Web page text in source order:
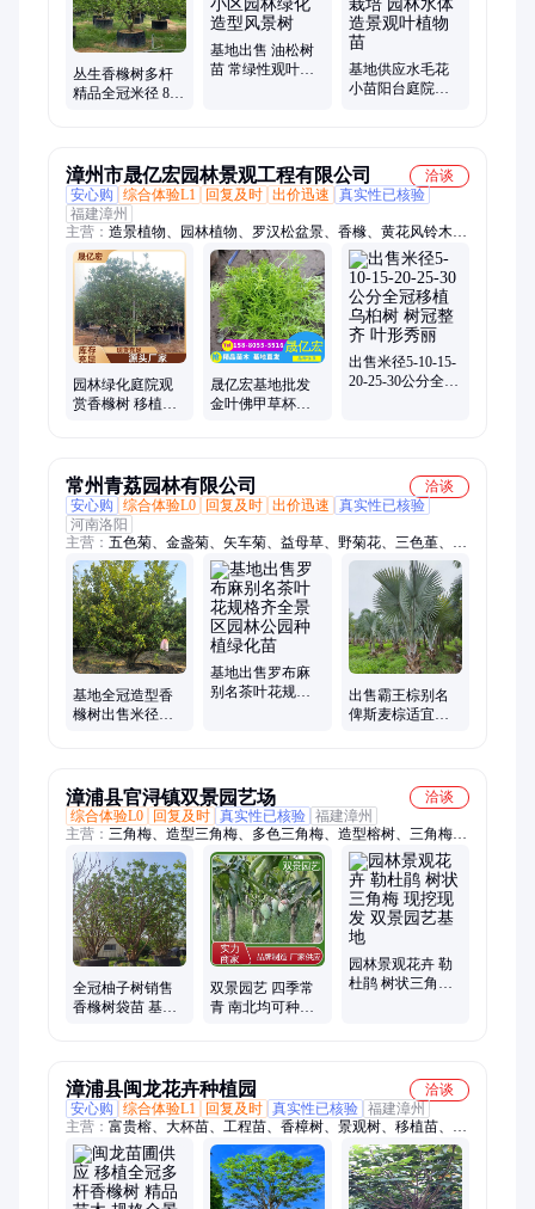
丛生香橼树多杆
精品全冠米径 8-
基地出售 油松树
苗 常绿性观叶植
基地供应水毛花
小苗阳台庭院景
漳州市晟亿宏园林景观工程有限公司
洽谈
安心购
综合体验L1 回复及时 出价迅速
真实性已核验
福建漳州
主营： 造景植物、园林植物、罗汉松盆景、香橼、黄花风铃木、
园林绿化植物、紫花风铃木、黑松、蓝花楹、凤凰木、红果冬
青、日本冬青
园林绿化庭院观
赏香橼树 移植全
晟亿宏基地批发
金叶佛甲草杯苗
出售米径5-10-15-
20-25-30公分全冠
常州青荔园林有限公司
洽谈
安心购
综合体验L0 回复及时 出价迅速
真实性已核验
河南洛阳
主营： 五色菊、金盏菊、矢车菊、益母草、野菊花、三色堇、万
寿菊、金光菊、百日菊、矮牵牛、大花金鸡菊、冰岛虞美人、夜
来香、常夏石竹、五彩石竹、宿根飞燕草、毛地黄、钓钟柳、日
光菊、堆心菊、含羞草、小冠花、斯菊花格桑花、黄花月见草、
福禄考
基地全冠造型香
橼树出售米径
基地出售罗布麻
别名茶叶花规格
出售霸王棕别名
俾斯麦棕适宜孤
漳浦县官浔镇双景园艺场
洽谈
综合体验L0
回复及时 真实性已核验 福建漳州
主营： 三角梅、造型三角梅、多色三角梅、造型榕树、三角梅
球、三角梅盆景、三角梅柱、小叶榕、中东海枣
全冠柚子树销售
香橼树袋苗 基地
双景园艺 四季常
青 南北均可种植
园林景观花卉 勒
杜鹃 树状三角梅
漳浦县闽龙花卉种植园
洽谈
安心购
综合体验L1 回复及时 真实性已核验 福建漳州
主营： 富贵榕、大杯苗、工程苗、香樟树、景观树、移植苗、假
植苗、地栽苗、绿化苗木、宫粉紫荆、拿利海枣、杜鹃袋苗、小
苗袋苗、黑松、罗汉松、红果冬青、秋枫、蓝花楹、凤凰木、小
叶榕、桂花、杜松、红花洋紫荆、澳洲火焰木、棕榈科植物